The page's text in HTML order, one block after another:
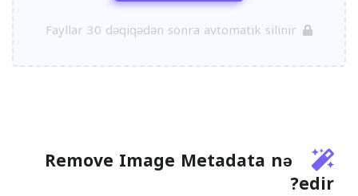
Fayllar 30 dəqiqədən sonra avtomatik silinir
Remove Image Metadata nə
edir?